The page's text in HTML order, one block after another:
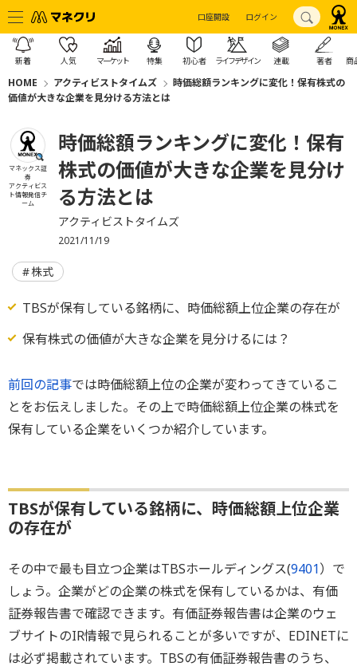
口座開設 ログイン
新着 人気 マーケット 特集 初心者 ライフデザイン 連載 著者 商
HOME アクティビストタイムズ
時価総額ランキングに変化！保有株式の
価値が大きな企業を見分ける方法とは
マネックス証
券
アクティビス
ト情報発信チ
ーム
時価総額ランキングに変化！保有
株式の価値が大きな企業を見分け
る方法とは
アクティビストタイムズ
2021/11/19
株式
TBSが保有している銘柄に、時価総額上位企業の存在が
保有株式の価値が大きな企業を見分けるには？
前回の記事では時価総額上位の企業が変わってきているこ
とをお伝えしました。その上で時価総額上位企業の株式を
保有している企業をいくつか紹介しています。
TBSが保有している銘柄に、時価総額上位企業
の存在が
その中で最も目立つ企業はTBSホールディングス(9401）で
しょう。企業がどの企業の株式を保有しているかは、有価
証券報告書で確認できます。有価証券報告書は企業のウェ
ブサイトのIR情報で見られることが多いですが、EDINETに
は必ず掲載されています。TBSの有価証券報告書のうち、